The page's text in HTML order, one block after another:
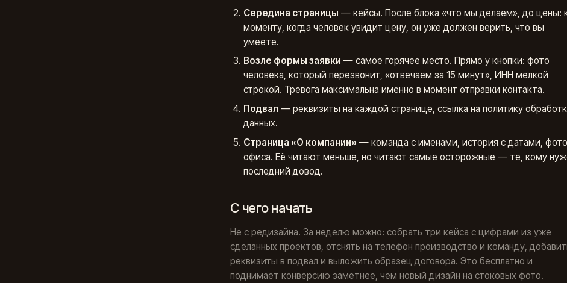
Середина страницы — кейсы. После блока «что мы делаем», до цены:
моменту, когда человек увидит цену, он уже должен верить, что вы
умеете.
Возле формы заявки — самое горячее место. Прямо у кнопки: фото
человека, который перезвонит, «отвечаем за 15 минут», ИНН мелкой
строкой. Тревога максимальна именно в момент отправки контакта.
Подвал — реквизиты на каждой странице, ссылка на политику
данных.
Страница «О компании»— команда с именами, история с датами, фото
офиса. Её читают меньше, но читают самые осторожные — те, кому
последний довод.
С чего начать
Не с редизайна. За неделю можно: собрать три кейса с цифрами из уже
сделанных проектов, отснять на телефон производство и команду,
реквизиты в подвал и выложить образец договора. Это бесплатно и
поднимает конверсию заметнее, чем новый дизайн на стоковых фото.